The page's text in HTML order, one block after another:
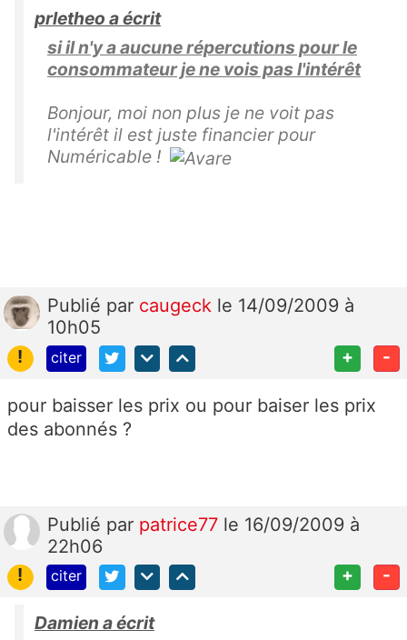
prletheo a écrit
si il n'y a aucune répercutions pour le
consommateur je ne vois pas l'intérêt
Bonjour, moi non plus je ne voit pas
l'intérêt il est juste financier pour
Numéricable !
Publié par caugeck le 14/09/2009 à
10h05
!
citer + -
pour baisser les prix ou pour baiser les prix
des abonnés ?
Publié par patrice77 le 16/09/2009 à
22h06
!
citer + -
Damien a écrit